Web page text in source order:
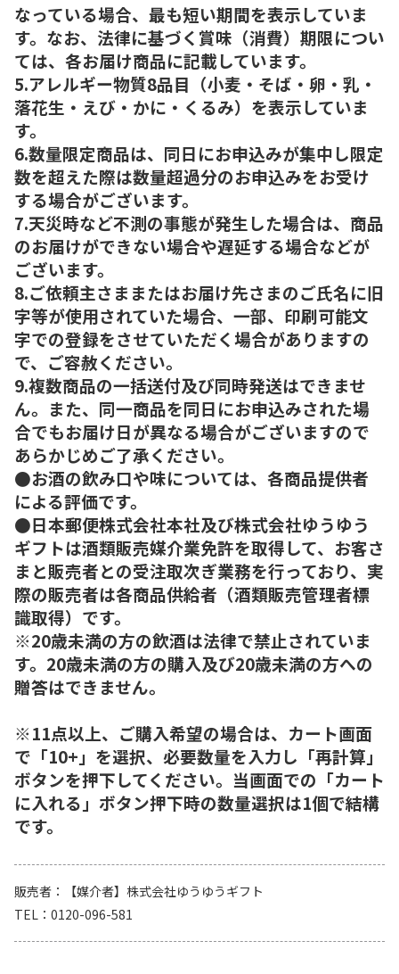
なっている場合、最も短い期間を表示していま
す。なお、法律に基づく賞味（消費）期限につい
ては、各お届け商品に記載しています。
5.アレルギー物質8品目（小麦・そば・卵・乳・
落花生・えび・かに・くるみ）を表示していま
す。
6.数量限定商品は、同日にお申込みが集中し限定
数を超えた際は数量超過分のお申込みをお受け
する場合がございます。
7.天災時など不測の事態が発生した場合は、商品
のお届けができない場合や遅延する場合などが
ございます。
8.ご依頼主さままたはお届け先さまのご氏名に旧
字等が使用されていた場合、一部、印刷可能文
字での登録をさせていただく場合がありますの
で、ご容赦ください。
9.複数商品の一括送付及び同時発送はできませ
ん。また、同一商品を同日にお申込みされた場
合でもお届け日が異なる場合がございますので
あらかじめご了承ください。
●お酒の飲み口や味については、各商品提供者
による評価です。
●日本郵便株式会社本社及び株式会社ゆうゆう
ギフトは酒類販売媒介業免許を取得して、お客さ
まと販売者との受注取次ぎ業務を行っており、実
際の販売者は各商品供給者（酒類販売管理者標
識取得）です。
※20歳未満の方の飲酒は法律で禁止されていま
す。20歳未満の方の購入及び20歳未満の方への
贈答はできません。
※11点以上、ご購入希望の場合は、カート画面
で「10+」を選択、必要数量を入力し「再計算」
ボタンを押下してください。当画面での「カート
に入れる」ボタン押下時の数量選択は1個で結構
です。
販売者
【媒介者】株式会社ゆうゆうギフト
TEL
0120-096-581